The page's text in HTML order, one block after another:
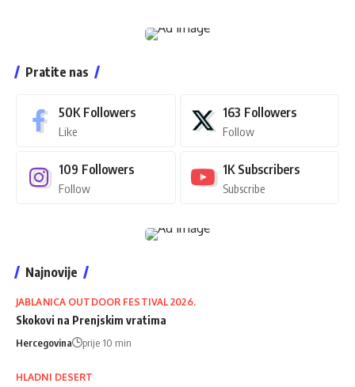
Pratite nas
50K Followers
Like
163 Followers
Follow
109 Followers
Follow
1K Subscribers
Subscribe
Najnovije
JABLANICA OUTDOOR FESTIVAL 2026.
Skokovi na Prenjskim vratima
Hercegovina prije 10 min
HLADNI DESERT